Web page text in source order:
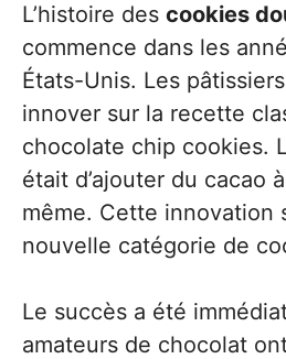
L’histoire des cookies
commence dans les
États-Unis. Les
innover sur la recette
chocolate chip cookies.
était d’ajouter du cacao
même. Cette innovation
nouvelle catégorie de
Le succès a été
amateurs de chocolat